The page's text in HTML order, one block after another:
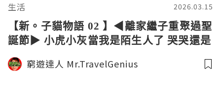
生活 2026.03.15
【新。子貓物語 02 】◀︎離家繼子重聚過聖
誕節▶︎ 小虎小灰當我是陌生人了 哭哭還是
要開心過聖誕啊｜窮遊達人4K中字
窮遊達人 Mr.TravelGenius